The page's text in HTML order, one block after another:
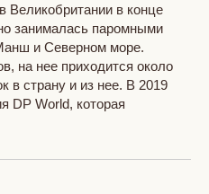
Великобритании в конце
занималась паромными
и Северном море.
на нее приходится около
в страну и из нее. В 2019
DP World, которая